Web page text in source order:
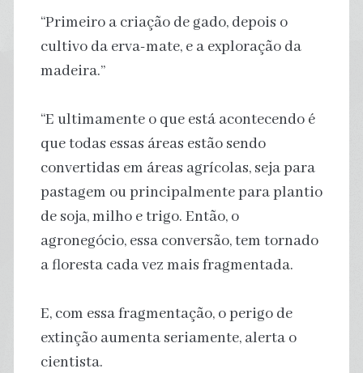
“Primeiro a criação de gado, depois o
cultivo da erva-mate, e a exploração da
madeira.”
“E ultimamente o que está acontecendo é
que todas essas áreas estão sendo
convertidas em áreas agrícolas, seja para
pastagem ou principalmente para plantio
de soja, milho e trigo. Então, o
agronegócio, essa conversão, tem tornado
a floresta cada vez mais fragmentada.
E, com essa fragmentação, o perigo de
extinção aumenta seriamente, alerta o
cientista.